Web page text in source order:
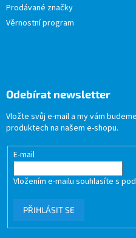
Prodávané značky
Věrnostní program
Odebírat newsletter
Vložte svůj e-mail a my vám
produktech na našem e-shopu.
E-mail
Vložením e-mailu souhlasíte s
PŘIHLÁSIT SE